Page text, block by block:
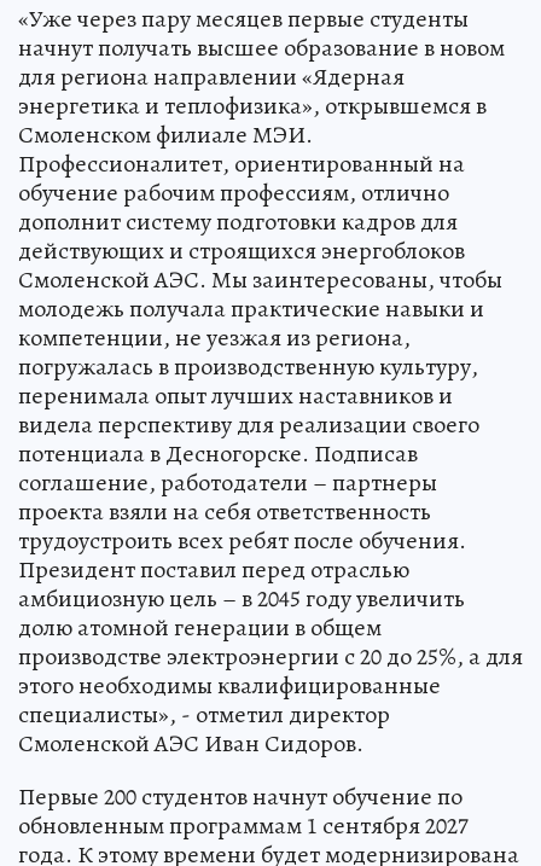
«Уже через пару месяцев первые студенты
начнут получать высшее образование в новом
для региона направлении «Ядерная
энергетика и теплофизика», открывшемся в
Смоленском филиале МЭИ.
Профессионалитет, ориентированный на
обучение рабочим профессиям, отлично
дополнит систему подготовки кадров для
действующих и строящихся энергоблоков
Смоленской АЭС. Мы заинтересованы, чтобы
молодежь получала практические навыки и
компетенции, не уезжая из региона,
погружалась в производственную культуру,
перенимала опыт лучших наставников и
видела перспективу для реализации своего
потенциала в Десногорске. Подписав
соглашение, работодатели – партнеры
проекта взяли на себя ответственность
трудоустроить всех ребят после обучения.
Президент поставил перед отраслью
амбициозную цель – в 2045 году увеличить
долю атомной генерации в общем
производстве электроэнергии с 20 до 25%, а для
этого необходимы квалифицированные
специалисты», - отметил директор
Смоленской АЭС Иван Сидоров.
Первые 200 студентов начнут обучение по
обновленным программам 1 сентября 2027
года. К этому времени будет модернизирована